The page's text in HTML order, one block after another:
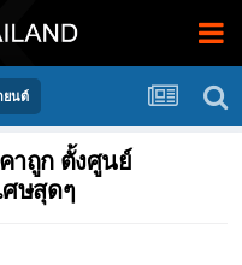
ยนต์
าถูก ตั้งศูนย์
ษสุดๆ